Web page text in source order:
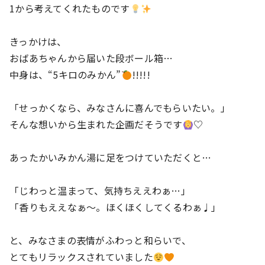
1から考えてくれたものです
きっかけは、
おばあちゃんから届いた段ボール箱…
中身は、“5キロのみかん”
!!!!!
「せっかくなら、みなさんに喜んでもらいたい。」
そんな想いから生まれた企画だそうです
♡
あったかいみかん湯に足をつけていただくと…
「じわっと温まって、気持ちええわぁ…」
「香りもええなぁ〜。ほくほくしてくるわぁ♩」
と、みなさまの表情がふわっと和らいで、
とてもリラックスされていました